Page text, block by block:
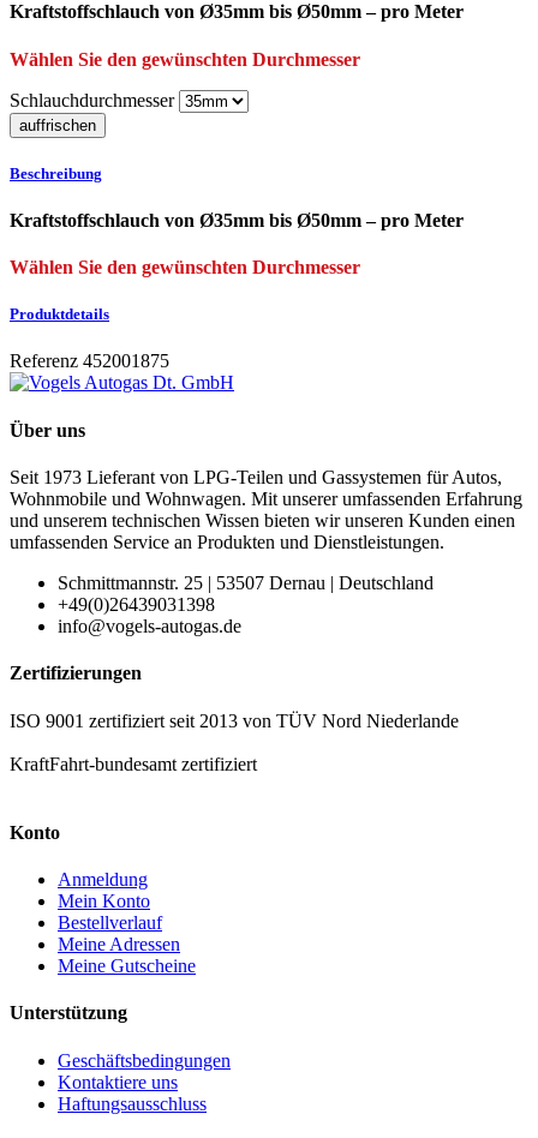
Kraftstoffschlauch von Ø35mm bis Ø50mm – pro Meter
Wählen Sie den gewünschten Durchmesser
Schlauchdurchmesser
Beschreibung
Kraftstoffschlauch von Ø35mm bis Ø50mm – pro Meter
Wählen Sie den gewünschten Durchmesser
Produktdetails
Referenz 452001875
Über uns
Seit 1973 Lieferant von LPG-Teilen und Gassystemen für Autos,
Wohnmobile und Wohnwagen. Mit unserer umfassenden Erfahrung
und unserem technischen Wissen bieten wir unseren Kunden einen
umfassenden Service an Produkten und Dienstleistungen.
Schmittmannstr. 25 | 53507 Dernau | Deutschland
+49(0)26439031398
info@vogels-autogas.de
Zertifizierungen
ISO 9001 zertifiziert seit 2013 von TÜV Nord Niederlande
KraftFahrt-bundesamt zertifiziert
Konto
Anmeldung
Mein Konto
Bestellverlauf
Meine Adressen
Meine Gutscheine
Unterstützung
Geschäftsbedingungen
Kontaktiere uns
Haftungsausschluss